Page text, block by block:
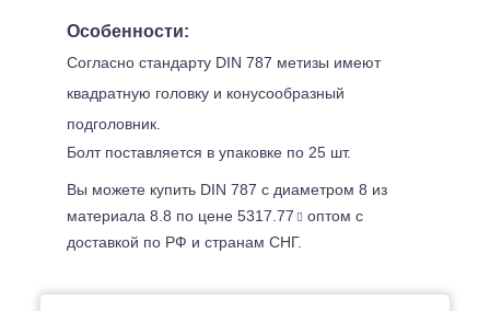
Особенности:
Согласно стандарту DIN 787 метизы имеют
квадратную головку и конусообразный
подголовник.
Болт поставляется в упаковке по 25 шт.
Вы можете купить DIN 787 с диаметром 8 из
материала 8.8 по цене 5317.77
оптом с
доставкой по РФ и странам СНГ.